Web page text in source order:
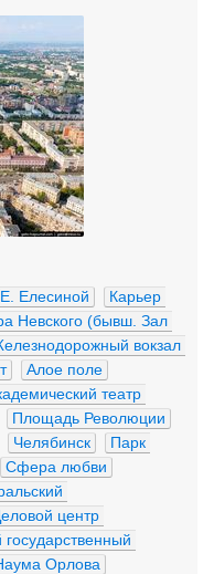
Елесиной
Карьер
Невского (бывш. Зал
вокзал
Алое поле
театр
Площадь Революции
Челябинск
Парк
Сфера любви
центр
Орлова